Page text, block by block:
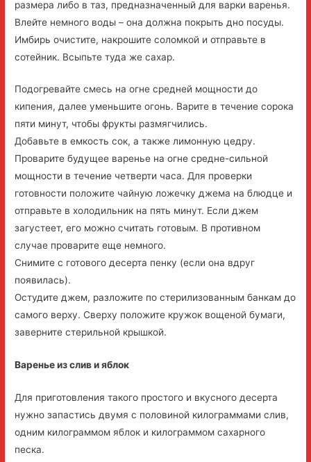
размера либо в таз, предназначенный для варки варенья.
Влейте немного воды – она должна покрыть дно посуды.
Имбирь очистите, накрошите соломкой и отправьте в
сотейник. Всыпьте туда же сахар.
Подогревайте смесь на огне средней мощности до
кипения, далее уменьшите огонь. Варите в течение сорока
пяти минут, чтобы фрукты размягчились.
Добавьте в емкость сок, а также лимонную цедру.
Проварите будущее варенье на огне средне-сильной
мощности в течение четверти часа. Для проверки
готовности положите чайную ложечку джема на блюдце и
отправьте в холодильник на пять минут. Если джем
загустеет, его можно считать готовым. В противном
случае проварите еще немного.
Снимите с готового десерта пенку (если она вдруг
появилась).
Остудите джем, разложите по стерилизованным банкам до
самого верху. Сверху положите кружок вощеной бумаги,
заверните стерильной крышкой.
Варенье из слив и яблок
Для приготовления такого простого и вкусного десерта
нужно запастись двумя с половиной килограммами слив,
одним килограммом яблок и килограммом сахарного
песка.